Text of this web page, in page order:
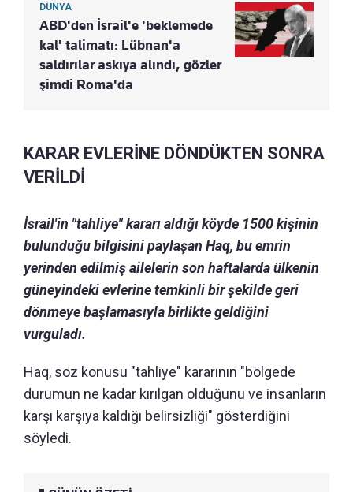
DÜNYA
ABD'den İsrail'e 'beklemede
kal' talimatı: Lübnan'a
saldırılar askıya alındı, gözler
şimdi Roma'da
KARAR EVLERİNE DÖNDÜKTEN SONRA
VERİLDİ
İsrail'in "tahliye" kararı aldığı köyde 1500 kişinin
bulunduğu bilgisini paylaşan Haq, bu emrin
yerinden edilmiş ailelerin son haftalarda ülkenin
güneyindeki evlerine temkinli bir şekilde geri
dönmeye başlamasıyla birlikte geldiğini
vurguladı.
Haq, söz konusu "tahliye" kararının "bölgede
durumun ne kadar kırılgan olduğunu ve insanların
karşı karşıya kaldığı belirsizliği" gösterdiğini
söyledi.